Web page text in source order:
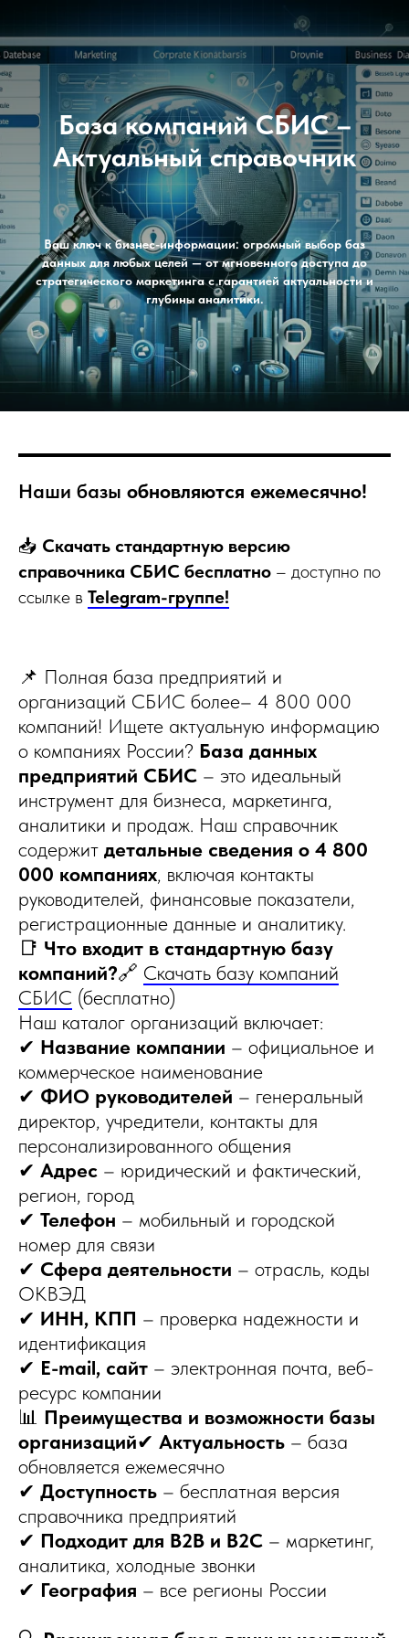
База компаний СБИС –
Актуальный справочник
Ваш ключ к бизнес-информации: огромный выбор баз
данных для любых целей — от мгновенного доступа до
стратегического маркетинга с гарантией актуальности и
глубины аналитики.
Наши базы обновляются ежемесячно!
📥 Скачать стандартную версию
справочника СБИС бесплатно – доступно по
ссылке в Telegram-группе!
📌 Полная база предприятий и
организаций СБИС более– 4 800 000
компаний! Ищете актуальную информацию
о компаниях России? База данных
предприятий СБИС – это идеальный
инструмент для бизнеса, маркетинга,
аналитики и продаж. Наш справочник
содержит детальные сведения о 4 800
000 компаниях, включая контакты
руководителей, финансовые показатели,
регистрационные данные и аналитику.
📑 Что входит в стандартную базу
компаний?🔗 Скачать базу компаний
СБИС (бесплатно)
Наш каталог организаций включает:
✔ Название компании – официальное и
коммерческое наименование
✔ ФИО руководителей – генеральный
директор, учредители, контакты для
персонализированного общения
✔ Адрес – юридический и фактический,
регион, город
✔ Телефон – мобильный и городской
номер для связи
✔ Сфера деятельности – отрасль, коды
ОКВЭД
✔ ИНН, КПП – проверка надежности и
идентификация
✔ E-mail, сайт – электронная почта, веб-
ресурс компании
📊 Преимущества и возможности базы
организаций✔ Актуальность – база
обновляется ежемесячно
✔ Доступность – бесплатная версия
справочника предприятий
✔ Подходит для B2B и B2C – маркетинг,
аналитика, холодные звонки
✔ География – все регионы России